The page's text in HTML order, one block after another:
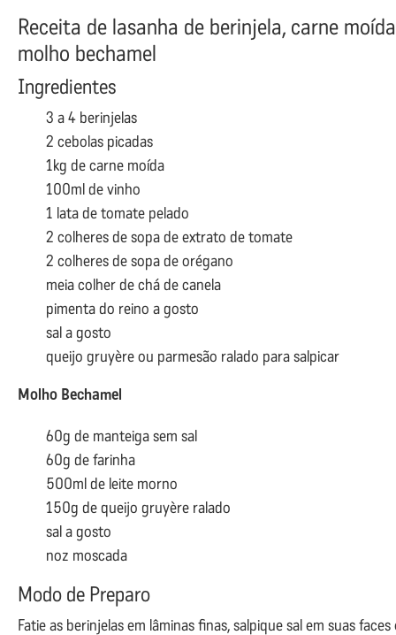
Receita de lasanha de berinjela, carne
molho bechamel
Ingredientes
3 a 4 berinjelas
2 cebolas picadas
1kg de carne moída
100ml de vinho
1 lata de tomate pelado
2 colheres de sopa de extrato de tomate
2 colheres de sopa de orégano
meia colher de chá de canela
pimenta do reino a gosto
sal a gosto
queijo gruyère ou parmesão ralado para salpicar
Molho Bechamel
60g de manteiga sem sal
60g de farinha
500ml de leite morno
150g de queijo gruyère ralado
sal a gosto
noz moscada
Modo de Preparo
Fatie as berinjelas em lâminas finas, salpique sal em suas faces